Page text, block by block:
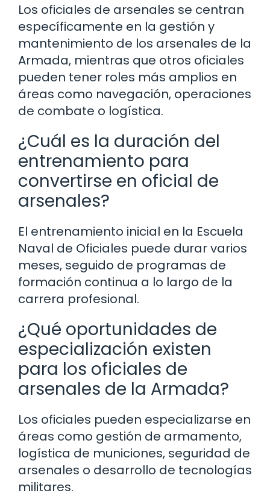
Los oficiales de arsenales se centran
específicamente en la gestión y
mantenimiento de los arsenales de la
Armada, mientras que otros oficiales
pueden tener roles más amplios en
áreas como navegación, operaciones
de combate o logística.
¿Cuál es la duración del
entrenamiento para
convertirse en oficial de
arsenales?
El entrenamiento inicial en la Escuela
Naval de Oficiales puede durar varios
meses, seguido de programas de
formación continua a lo largo de la
carrera profesional.
¿Qué oportunidades de
especialización existen
para los oficiales de
arsenales de la Armada?
Los oficiales pueden especializarse en
áreas como gestión de armamento,
logística de municiones, seguridad de
arsenales o desarrollo de tecnologías
militares.